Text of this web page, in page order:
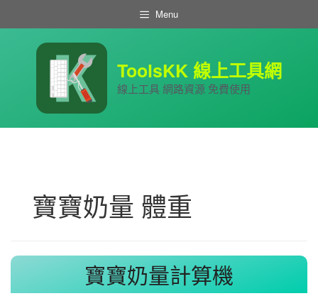
Menu
ToolsKK 線上工具網
線上工具 網路資源 免費使用
寶寶奶量 體重
寶寶奶量計算機